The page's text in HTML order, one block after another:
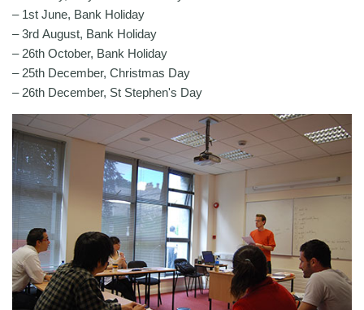
– 1st June, Bank Holiday
– 3rd August, Bank Holiday
– 26th October, Bank Holiday
– 25th December, Christmas Day
– 26th December, St Stephen's Day